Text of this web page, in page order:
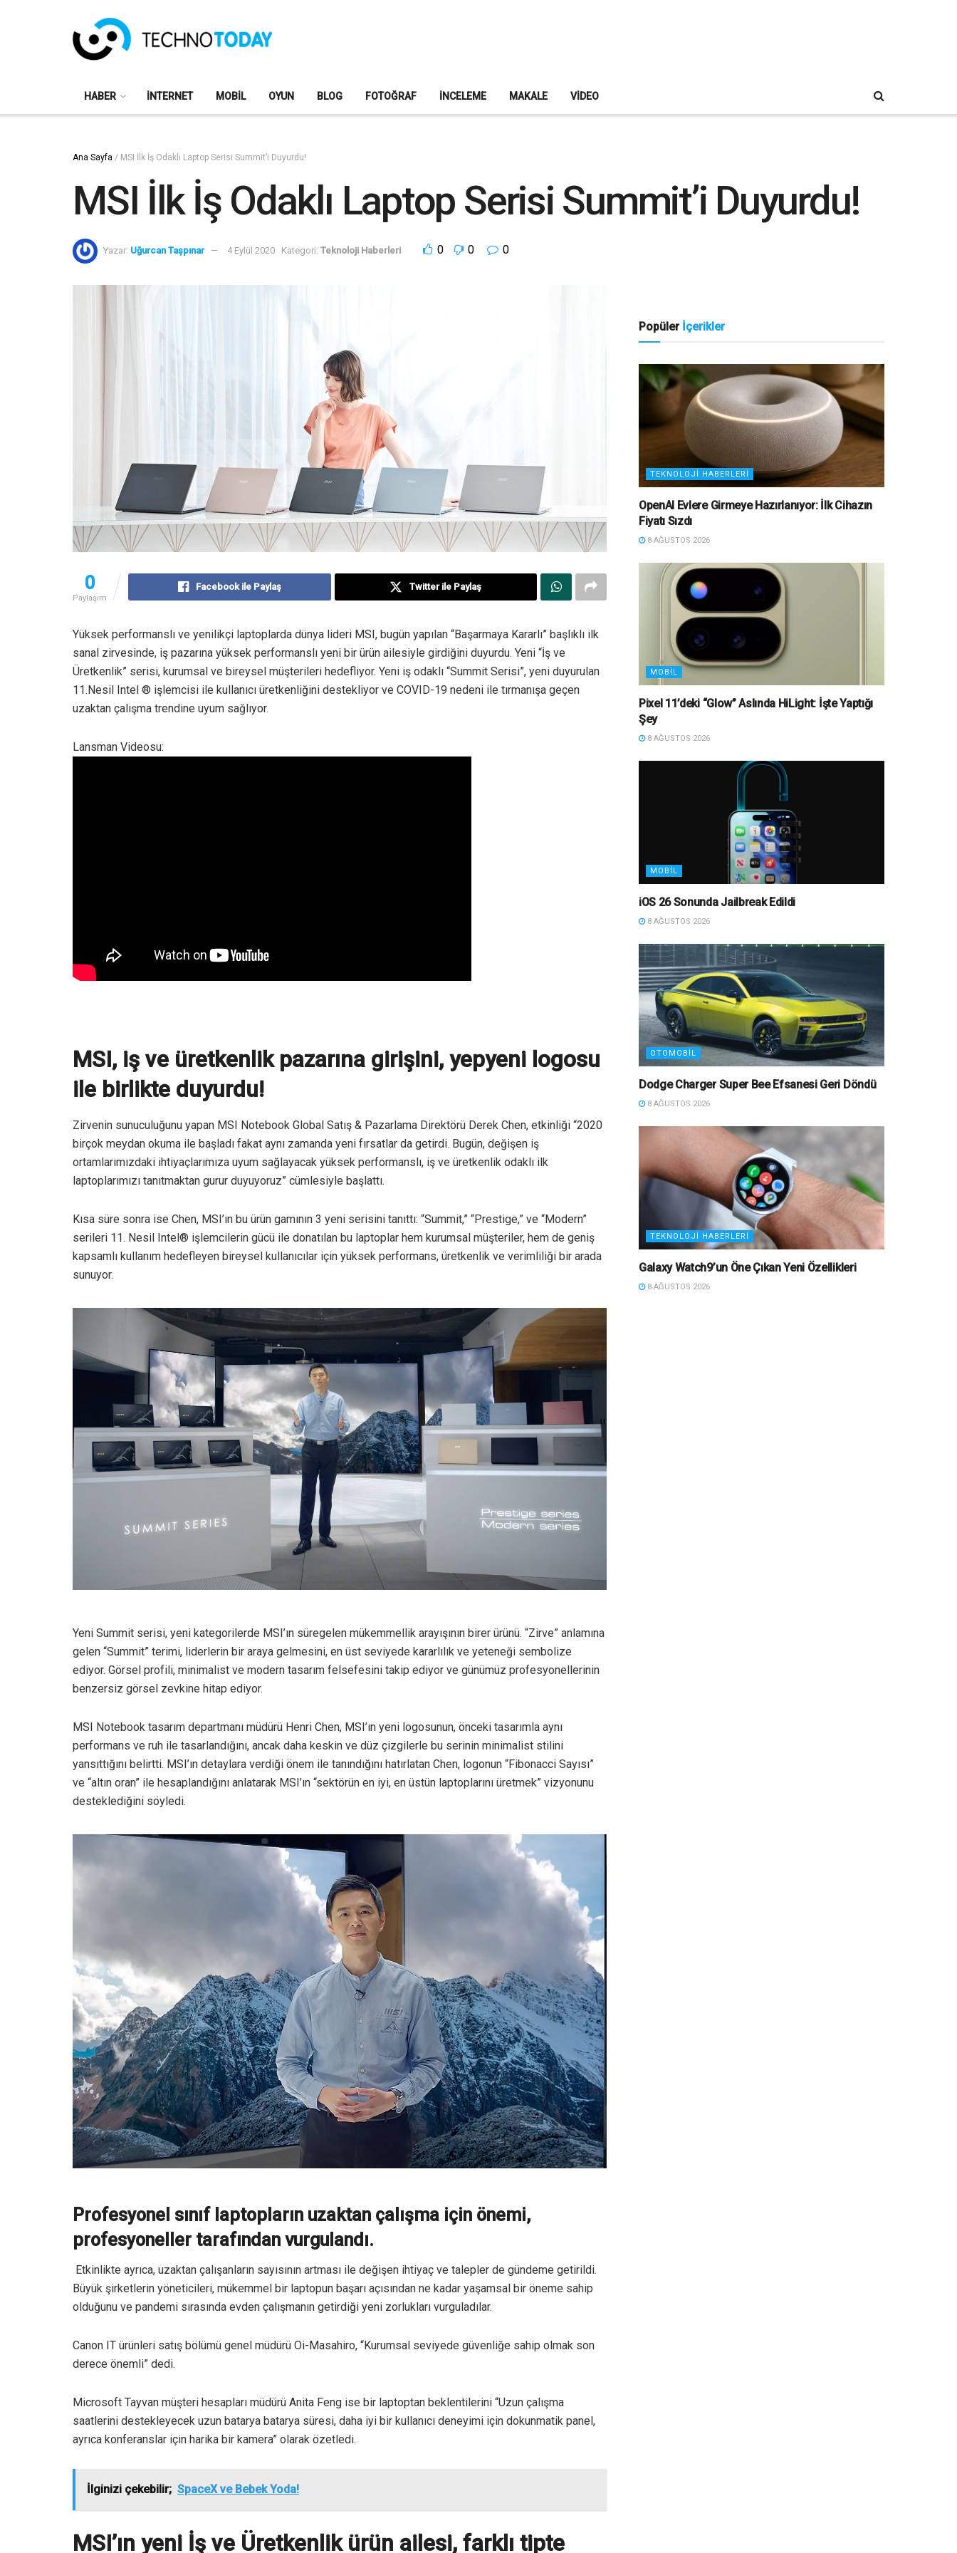
HABER İNTERNET MOBIL OYUN BLOG FOTOĞRAF İNCELEME MAKALE VIDEO
Ana Sayfa / MSI İlk İş Odaklı Laptop Serisi Summit’i Duyurdu!
MSI İlk İş Odaklı Laptop Serisi Summit’i Duyurdu!
Yazar: Uğurcan Taşpınar 4 Eylül 2020 Kategori: Teknoloji Haberleri 0 0 0
0
Paylaşım
Facebook ile Paylaş Twitter ile Paylaş
Yüksek performanslı ve yenilikçi laptoplarda dünya lideri MSI, bugün yapılan “Başarmaya Kararlı” başlıklı ilk
sanal zirvesinde, iş pazarına yüksek performanslı yeni bir ürün ailesiyle girdiğini duyurdu. Yeni “İş ve
Üretkenlik” serisi, kurumsal ve bireysel müşterileri hedefliyor. Yeni iş odaklı “Summit Serisi”, yeni duyurulan
11.Nesil Intel ® işlemcisi ile kullanıcı üretkenliğini destekliyor ve COVID-19 nedeni ile tırmanışa geçen
uzaktan çalışma trendine uyum sağlıyor.
Lansman Videosu:
MSI, iş ve üretkenlik pazarına girişini, yepyeni logosu
ile birlikte duyurdu!
Zirvenin sunuculuğunu yapan MSI Notebook Global Satış & Pazarlama Direktörü Derek Chen, etkinliği “2020
birçok meydan okuma ile başladı fakat aynı zamanda yeni fırsatlar da getirdi. Bugün, değişen iş
ortamlarımızdaki ihtiyaçlarımıza uyum sağlayacak yüksek performanslı, iş ve üretkenlik odaklı ilk
laptoplarımızı tanıtmaktan gurur duyuyoruz” cümlesiyle başlattı.
Kısa süre sonra ise Chen, MSI’ın bu ürün gamının 3 yeni serisini tanıttı: “Summit,” “Prestige,” ve “Modern”
serileri 11. Nesil Intel® işlemcilerin gücü ile donatılan bu laptoplar hem kurumsal müşteriler, hem de geniş
kapsamlı kullanım hedefleyen bireysel kullanıcılar için yüksek performans, üretkenlik ve verimliliği bir arada
sunuyor.
Yeni Summit serisi, yeni kategorilerde MSI’ın süregelen mükemmellik arayışının birer ürünü. “Zirve” anlamına
gelen “Summit” terimi, liderlerin bir araya gelmesini, en üst seviyede kararlılık ve yeteneği sembolize
ediyor. Görsel profili, minimalist ve modern tasarım felsefesini takip ediyor ve günümüz profesyonellerinin
benzersiz görsel zevkine hitap ediyor.
MSI Notebook tasarım departmanı müdürü Henri Chen, MSI’ın yeni logosunun, önceki tasarımla aynı
performans ve ruh ile tasarlandığını, ancak daha keskin ve düz çizgilerle bu serinin minimalist stilini
yansıttığını belirtti. MSI’ın detaylara verdiği önem ile tanındığını hatırlatan Chen, logonun “Fibonacci Sayısı”
ve “altın oran” ile hesaplandığını anlatarak MSI’ın “sektörün en iyi, en üstün laptoplarını üretmek” vizyonunu
desteklediğini söyledi.
Profesyonel sınıf laptopların uzaktan çalışma için önemi,
profesyoneller tarafından vurgulandı.
Etkinlikte ayrıca, uzaktan çalışanların sayısının artması ile değişen ihtiyaç ve talepler de gündeme getirildi.
Büyük şirketlerin yöneticileri, mükemmel bir laptopun başarı açısından ne kadar yaşamsal bir öneme sahip
olduğunu ve pandemi sırasında evden çalışmanın getirdiği yeni zorlukları vurguladılar.
Canon IT ürünleri satış bölümü genel müdürü Oi-Masahiro, “Kurumsal seviyede güvenliğe sahip olmak son
derece önemli” dedi.
Microsoft Tayvan müşteri hesapları müdürü Anita Feng ise bir laptoptan beklentilerini “Uzun çalışma
saatlerini destekleyecek uzun batarya batarya süresi, daha iyi bir kullanıcı deneyimi için dokunmatik panel,
ayrıca konferanslar için harika bir kamera” olarak özetledi.
İlginizi çekebilir; SpaceX ve Bebek Yoda!
MSI’ın yeni İş ve Üretkenlik ürün ailesi, farklı tipte
Popüler İçerikler
TEKNOLOJI HABERLERI
OpenAI Evlere Girmeye Hazırlanıyor: İlk Cihazın
Fiyatı Sızdı
8 AĞUSTOS 2026
MOBIL
Pixel 11’deki “Glow” Aslında HiLight: İşte Yaptığı
Şey
8 AĞUSTOS 2026
MOBIL
iOS 26 Sonunda Jailbreak Edildi
8 AĞUSTOS 2026
OTOMOBIL
Dodge Charger Super Bee Efsanesi Geri Döndü
8 AĞUSTOS 2026
TEKNOLOJI HABERLERI
Galaxy Watch9’un Öne Çıkan Yeni Özellikleri
8 AĞUSTOS 2026